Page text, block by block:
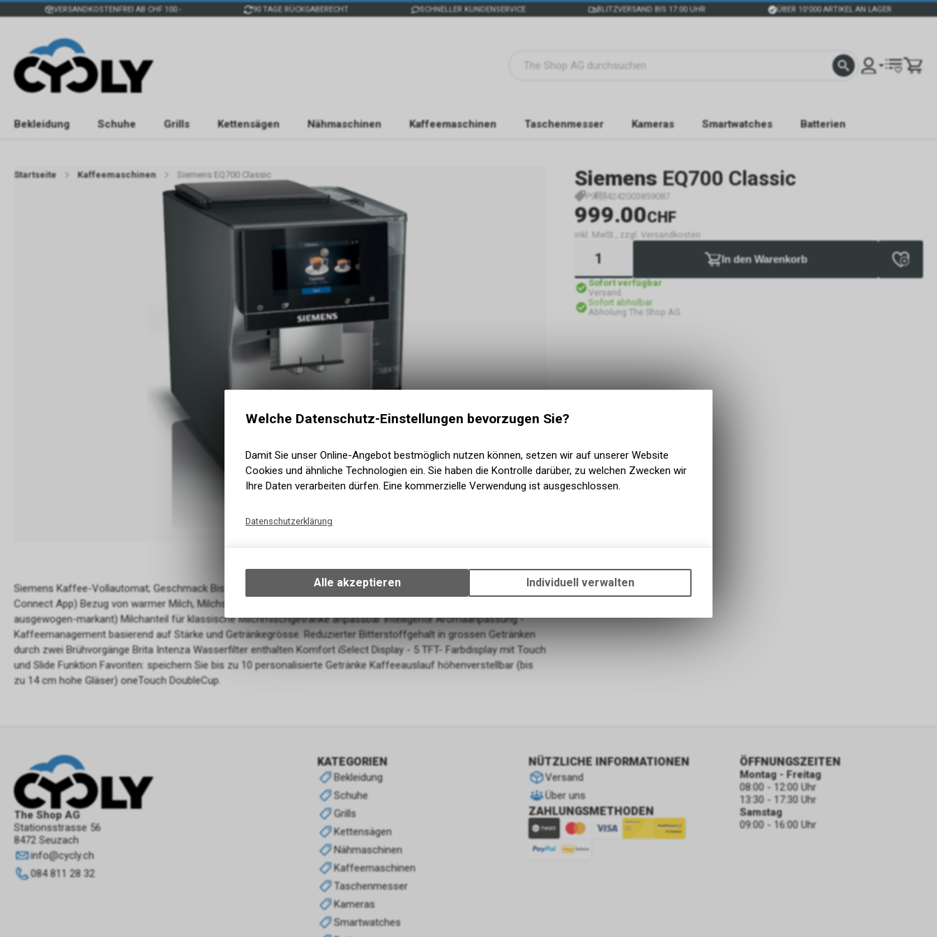
VERSANDKOSTENFREI AB CHF 100.- 90 TAGE RÜCKGABERECHT SCHNELLER KUNDENSERVICE BLITZVERSAND BIS 17:00 UHR ÜBER 10'000 ARTIKEL AN LAGER
Bekleidung Schuhe Grills Kettensägen Nähmaschinen Kaffeemaschinen Taschenmesser Kameras Smartwatches Batterien
Startseite Kaffeemaschinen Siemens EQ700 Classic Siemens EQ700 Classic
P9 4242003859087
999.00CHF
inkl. MwSt., zzgl. Versandkosten
In den Warenkorb
Sofort verfügbar
Versand
Sofort abholbar
Abholung The Shop AG
Siemens Kaffee-Vollautomat; Geschmack Bis zu 29 verschiedene Kaffeespezialitäten (im Gerät und der Home
Connect App) Bezug von warmer Milch, Milchschaum und heissem Wasser. 3 verschiedene Aroma-Profile (mild-
ausgewogen-markant) Milchanteil für klassische Milchmischgetränke anpassbar Intelligente Aromaanpassung -
Kaffeemanagement basierend auf Stärke und Getränkegrösse. Reduzierter Bitterstoffgehalt in grossen Getränken
durch zwei Brühvorgänge Brita Intenza Wasserfilter enthalten Komfort iSelect Display - 5 TFT- Farbdisplay mit Touch
und Slide Funktion Favoriten: speichern Sie bis zu 10 personalisierte Getränke Kaffeeauslauf höhenverstellbar (bis
zu 14 cm hohe Gläser) oneTouch DoubleCup.
The Shop AG
Stationsstrasse 56
8472 Seuzach
info@cycly.ch
084 811 28 32
KATEGORIEN
Bekleidung
Schuhe
Grills
Kettensägen
Nähmaschinen
Kaffeemaschinen
Taschenmesser
Kameras
Smartwatches
NÜTZLICHE INFORMATIONEN
Versand
Über uns
ZAHLUNGSMETHODEN
ÖFFNUNGSZEITEN
Montag - Freitag
08:00 - 12:00 Uhr
13:30 - 17:30 Uhr
Samstag
09:00 - 16:00 Uhr
Welche Datenschutz-Einstellungen bevorzugen Sie?
Damit Sie unser Online-Angebot bestmöglich nutzen können, setzen wir auf unserer Website
Cookies und ähnliche Technologien ein. Sie haben die Kontrolle darüber, zu welchen Zwecken wir
Ihre Daten verarbeiten dürfen. Eine kommerzielle Verwendung ist ausgeschlossen.
Datenschutzerklärung
Ihrem Gerät, um die grundlegenden Funktionen unseres Online-Angebots, wie die
Verwendung des Warenkorbs, zu ermöglichen. Bitte beachten Sie, dass die
zulassen.
Default CIA Agent
Alle akzeptieren Individuell verwalten